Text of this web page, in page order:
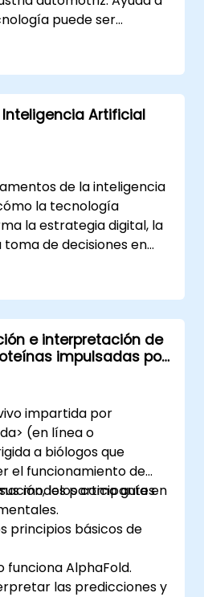
puede ser
simples,
hasta la toma
Artificial
de la inteligencia
la tecnología
la estrategia digital, la
de decisiones en
fundamentales que
la IA, marcos para la
representación del
con
de aprendizaje
comunicación,
para evaluar
impulsadas
emergentes en
soluciones prácticas e
la agilidad
e interpretación de
impulsadas por
impartida por
(en línea o
a biólogos que
el funcionamiento de
modelos como guía en
los participantes
principios básicos de
AlphaFold.
las predicciones y